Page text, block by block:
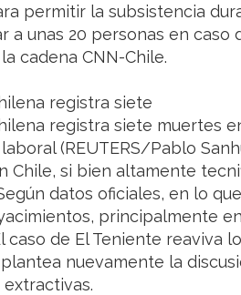
permitir la subsistencia
a unas 20 personas en caso
cadena CNN-Chile.
registra siete
registra siete muertes
(REUTERS/Pablo
Chile, si bien altamente
datos oficiales, en lo
principalmente
caso de El Teniente reaviva
nuevamente la